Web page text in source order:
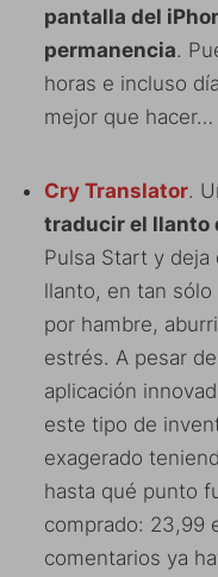
pantalla del
permanencia.
horas e incluso
mejor que hacer…
Cry Translator.
traducir el llanto
Pulsa Start y deja
llanto, en tan
por hambre,
estrés. A pesar
aplicación
este tipo de
exagerado
hasta qué punto
comprado: 23,99
comentarios ya